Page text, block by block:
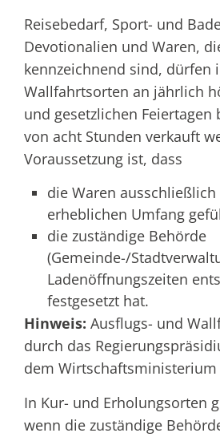
Reisebedarf, Sport- und
Devotionalien und Waren,
kennzeichnend sind, dürfen
Wallfahrtsorten an jährlich
und gesetzlichen Feiertagen
von acht Stunden verkauft
Voraussetzung ist, dass
die Waren
erheblichen Umfang
die zuständige Behörde
(Gemeinde-/
Ladenöffnungszeiten
festgesetzt hat.
Hinweis: Ausflugs- und
durch das
dem Wirtschaftsministerium
In Kur- und Erholungsorten
wenn die zuständige